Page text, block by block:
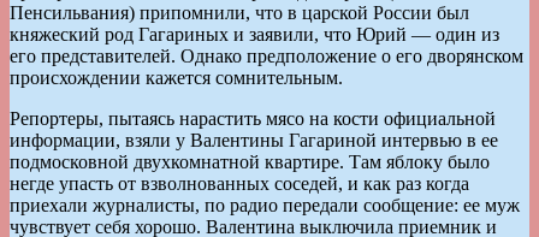
Пенсильвания) припомнили, что в царской России был
княжеский род Гагариных и заявили, что Юрий — один из
его представителей. Однако предположение о его дворянском
происхождении кажется сомнительным.
Репортеры, пытаясь нарастить мясо на кости официальной
информации, взяли у Валентины Гагариной интервью в ее
подмосковной двухкомнатной квартире. Там яблоку было
негде упасть от взволнованных соседей, и как раз когда
приехали журналисты, по радио передали сообщение: ее муж
чувствует себя хорошо. Валентина выключила приемник и